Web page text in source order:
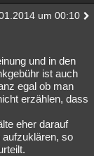
um 00:10
und in den
ist auch
egal ob man
erzählen, dass
eher darauf
so